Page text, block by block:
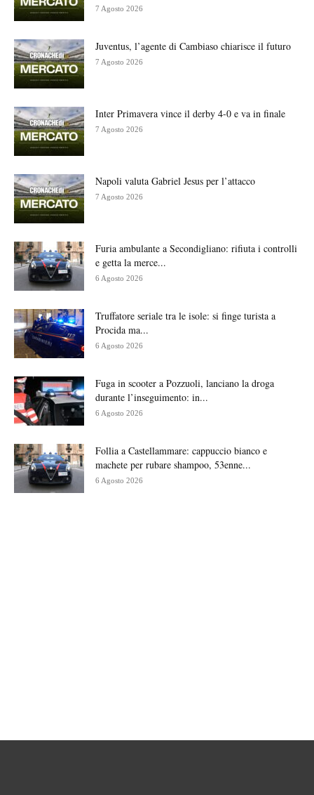
7 Agosto 2026
Juventus, l’agente di Cambiaso chiarisce il futuro
7 Agosto 2026
Inter Primavera vince il derby 4-0 e va in finale
7 Agosto 2026
Napoli valuta Gabriel Jesus per l’attacco
7 Agosto 2026
Furia ambulante a Secondigliano: rifiuta i controlli
e getta la merce...
6 Agosto 2026
Truffatore seriale tra le isole: si finge turista a
Procida ma...
6 Agosto 2026
Fuga in scooter a Pozzuoli, lanciano la droga
durante l’inseguimento: in...
6 Agosto 2026
Follia a Castellammare: cappuccio bianco e
machete per rubare shampoo, 53enne...
6 Agosto 2026